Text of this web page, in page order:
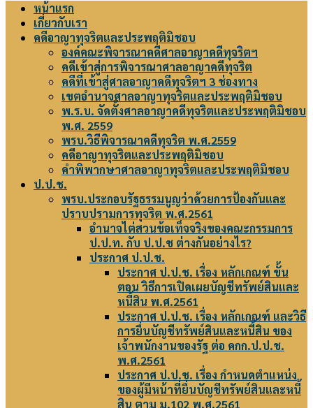
Menu หน้าแรก
เกี่ยวกับเรา
คดีอาญาทุจริตและประพฤติมิชอบ
องค์คณะพิจารณาคดีศาลอาญาคดีทุจริตฯ
คดีเข้าสู่การพิจารณาศาลอาญาคดีทุจริต
คดีที่เข้าสู่ศาลอาญาคดีทุจริตฯ 3 ช่องทาง
เขตอำนาจศาลอาญาทุจริตและประพฤติมิชอบ
พ.ร.บ. จัดตั้งศาลอาญาคดีทุจริตและประพฤติมิชอบ
พ.ศ. 2559
พรบ.วิธีพิจารณาคดีทุจริต พ.ศ.2559
คดีอาญาทุจริตและประพฤติมิชอบ
คำพิพากษาศาลอาญาทุจริตและประพฤติมิชอบ
ป.ป.ช.
พรบ.ประกอบรัฐธรรมนูญว่าด้วยการป้องกันและ
ปราบปรามการทุจริต พ.ศ.2561
อำนาจไต่สวนข้อเท็จจริงของคณะกรรมการ
ป.ป.ท. กับ ป.ป.ช ต่างกันอย่างไร?
ประกาศ ป.ป.ช.
ประกาศ ป.ป.ช. เรื่อง หลักเกณฑ์ ขั้น
ตอน วิธีการเปิดเผยบัญชีทรัพย์สินและ
หนี้สิน พ.ศ.2561
ประกาศ ป.ป.ช. เรื่อง หลักเกณฑ์ และวิธี
การยื่นบัญชีทรัพย์สินและหนี้สิน ของ
เจ้าพนักงานของรัฐ ต่อ คกก.ป.ป.ช.
พ.ศ.2561
ประกาศ ป.ป.ช. เรื่อง กำหนดตำแหน่ง
ของผู้มีหน้าที่ยื่นบัญชีทรัพย์สินและหนี้
สิน ตาม ม.102 พ.ศ.2561